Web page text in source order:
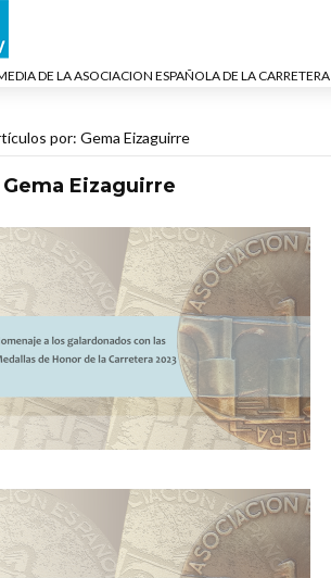
DE LA ASOCIACION ESPAÑOLA DE LA CARRETERA
por: Gema Eizaguirre
Eizaguirre